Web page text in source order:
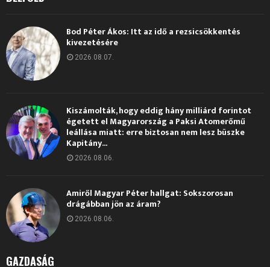
Bod Péter Ákos: Itt az idő a rezsicsökkentés
kivezetésére
2026.08.07.
Kiszámolták, hogy eddig hány milliárd forintot
égetett el Magyarország a Paksi Atomerőmű
leállása miatt: erre biztosan nem lesz büszke
Kapitány...
2026.08.06.
Amiről Magyar Péter hallgat: Sokszorosan
drágábban jön az áram?
2026.08.06.
GAZDASÁG